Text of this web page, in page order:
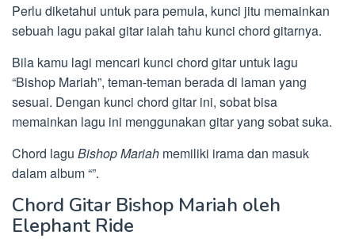
Perlu diketahui untuk para pemula, kunci jitu memainkan
sebuah lagu pakai gitar ialah tahu kunci chord gitarnya.
Bila kamu lagi mencari kunci chord gitar untuk lagu
“Bishop Mariah”, teman-teman berada di laman yang
sesuai. Dengan kunci chord gitar ini, sobat bisa
memainkan lagu ini menggunakan gitar yang sobat suka.
Chord lagu Bishop Mariah memiliki irama dan masuk
dalam album “”.
Chord Gitar Bishop Mariah oleh
Elephant Ride